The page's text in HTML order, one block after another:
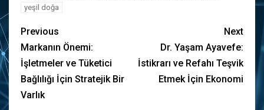
yeşil doğa
Previous
Markanın Önemi:
İşletmeler ve Tüketici
Bağlılığı İçin Stratejik Bir
Varlık
Next
Dr. Yaşam Ayavefe:
İstikrarı ve Refahı Teşvik
Etmek İçin Ekonomi